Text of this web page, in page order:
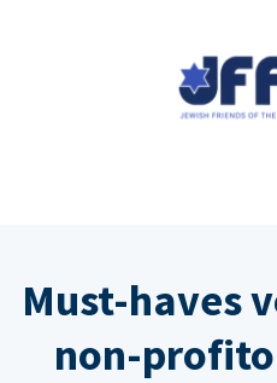
Must-haves
non-